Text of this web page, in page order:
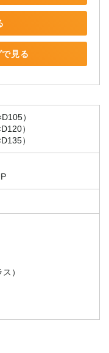
見る
）
）
）
）